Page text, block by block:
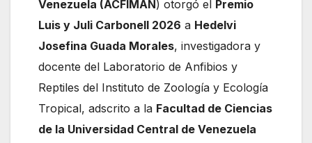
Venezuela (ACFIMAN) otorgó el Premio
Luis y Juli Carbonell 2026 a Hedelvi
Josefina Guada Morales, investigadora y
docente del Laboratorio de Anfibios y
Reptiles del Instituto de Zoología y Ecología
Tropical, adscrito a la Facultad de Ciencias
de la Universidad Central de Venezuela